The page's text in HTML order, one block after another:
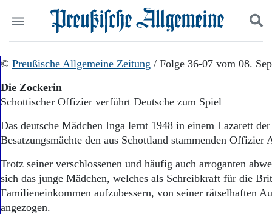
Politik
Panorama
Leben
Geschichte
Pommern
Berlin-Brandenburg
Schlesien
Suchen und finden
© Preußische Allgemeine Zeitung / Folge 36-07 vom 08.
Die Zockerin
Schottischer Offizier verführt Deutsche zum Spiel
Das deutsche Mädchen Inga lernt 1948 in einem Lazarett
Besatzungsmächte den aus Schottland stammenden Offizier
Trotz seiner verschlossenen und häufig auch arroganten
sich das junge Mädchen, welches als Schreibkraft für die
Familieneinkommen aufzubessern, von seiner rätselhaften
angezogen.